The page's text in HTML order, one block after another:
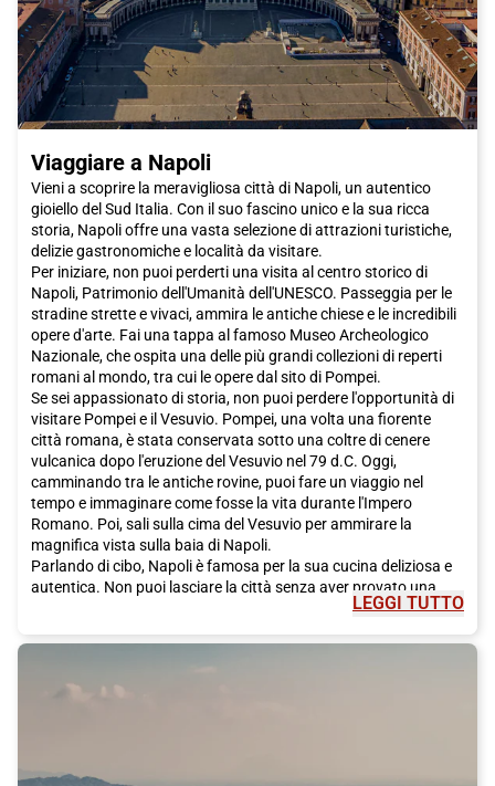
Viaggiare a Napoli
Vieni a scoprire la meravigliosa città di Napoli, un autentico
gioiello del Sud Italia. Con il suo fascino unico e la sua ricca
storia, Napoli offre una vasta selezione di attrazioni turistiche,
delizie gastronomiche e località da visitare.
Per iniziare, non puoi perderti una visita al centro storico di
Napoli, Patrimonio dell'Umanità dell'UNESCO. Passeggia per le
stradine strette e vivaci, ammira le antiche chiese e le incredibili
opere d'arte. Fai una tappa al famoso Museo Archeologico
Nazionale, che ospita una delle più grandi collezioni di reperti
romani al mondo, tra cui le opere dal sito di Pompei.
Se sei appassionato di storia, non puoi perdere l'opportunità di
visitare Pompei e il Vesuvio. Pompei, una volta una fiorente
città romana, è stata conservata sotto una coltre di cenere
vulcanica dopo l'eruzione del Vesuvio nel 79 d.C. Oggi,
camminando tra le antiche rovine, puoi fare un viaggio nel
tempo e immaginare come fosse la vita durante l'Impero
Romano. Poi, sali sulla cima del Vesuvio per ammirare la
magnifica vista sulla baia di Napoli.
Parlando di cibo, Napoli è famosa per la sua cucina deliziosa e
autentica. Non puoi lasciare la città senza aver provato una
vera pizza napoletana. Fai una sosta in una delle pizzerie
pasta con le vongole, il ragù napoletano e gli arancini, sfiziose
vista panoramica sulla baia e il Vesuvio mentre ti rilassi sulla
LEGGI TUTTO